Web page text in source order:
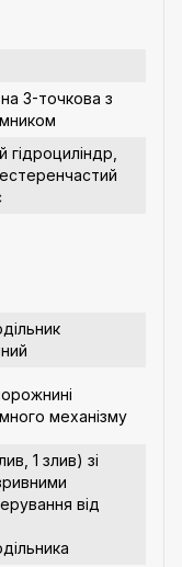
3-точкова з
гідроциліндр,
механізму
1 злив) зі
від